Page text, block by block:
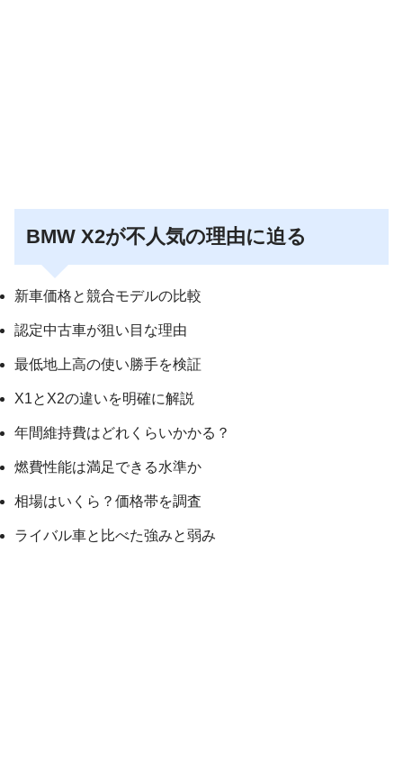
BMW X2が不人気の理由に迫る
新車価格と競合モデルの比較
認定中古車が狙い目な理由
最低地上高の使い勝手を検証
X1とX2の違いを明確に解説
年間維持費はどれくらいかかる？
燃費性能は満足できる水準か
相場はいくら？価格帯を調査
ライバル車と比べた強みと弱み